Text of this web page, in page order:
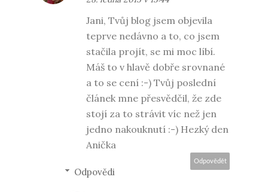
Jani, Tvůj blog jsem objevila
teprve nedávno a to, co jsem
stačila projít, se mi moc líbí.
Máš to v hlavě dobře srovnané
a to se cení :-) Tvůj poslední
článek mne přesvědčil, že zde
stojí za to strávit víc než jen
jedno nakouknutí :-) Hezký den
Anička
Odpovědět
Odpovědi